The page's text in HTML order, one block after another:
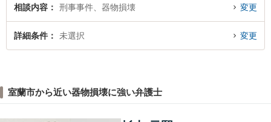
相談内容 刑事事件、器物損壊 変更
詳細条件 未選択 変更
室蘭市から近い器物損壊に強い弁護士